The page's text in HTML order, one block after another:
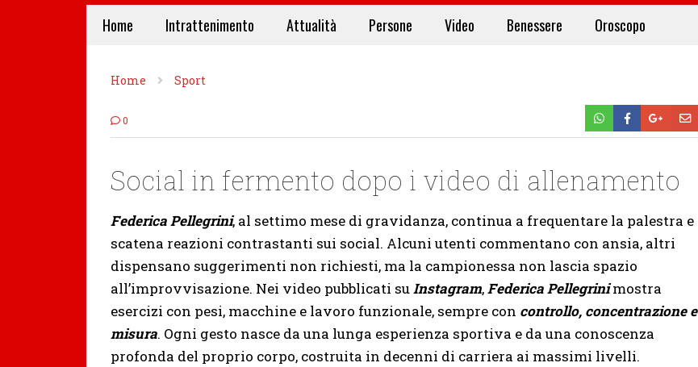
Home Intrattenimento Attualità Persone Video Benessere Oroscopo
Home Sport
0
Social in fermento dopo i video di allenamento
Federica Pellegrini, al settimo mese di gravidanza, continua a frequentare la palestra e
scatena reazioni contrastanti sui social. Alcuni utenti commentano con ansia, altri
dispensano suggerimenti non richiesti, ma la campionessa non lascia spazio
all’improvvisazione. Nei video pubblicati suInstagram,Federica Pellegrinimostra
esercizi con pesi, macchine e lavoro funzionale, sempre con controllo, concentrazione e
misura. Ogni gesto nasce da una lunga esperienza sportiva e da una conoscenza
profonda del proprio corpo, costruita in decenni di carriera ai massimi livelli.